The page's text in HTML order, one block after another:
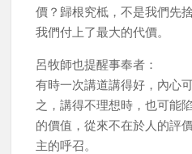
價？歸根究柢，不是我們先
我們付上了最大的代價。
呂牧師也提醒事奉者：
有時一次講道講得好，內心
之，講得不理想時，也可能
的價值，從來不在於人的評
主的呼召。